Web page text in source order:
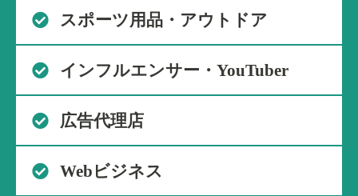
スポーツ用品・アウトドア
インフルエンサー・YouTuber
広告代理店
Webビジネス